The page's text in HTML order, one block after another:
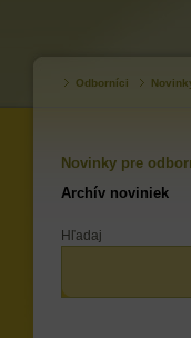
Odborníci
Novinky pre
Archív noviniek
Hľadaj